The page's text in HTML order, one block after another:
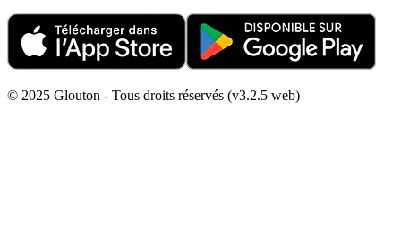
© 2025 Glouton - Tous droits réservés (v3.2.5 web)